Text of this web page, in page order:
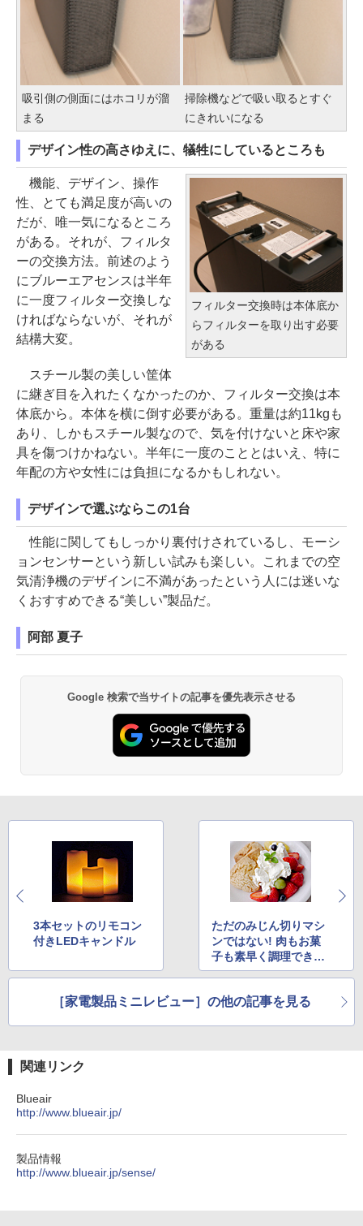
吸引側の側面にはホコリが溜
まる
掃除機などで吸い取るとすぐ
にきれいになる
デザイン性の高さゆえに、犠牲にしているところも
フィルター交換時は本体底か
らフィルターを取り出す必要
がある
機能、デザイン、操作
性、とても満足度が高いの
だが、唯一気になるところ
がある。それが、フィルタ
ーの交換方法。前述のよう
にブルーエアセンスは半年
に一度フィルター交換しな
ければならないが、それが
結構大変。
スチール製の美しい筐体
に継ぎ目を入れたくなかったのか、フィルター交換は本
体底から。本体を横に倒す必要がある。重量は約11kgも
あり、しかもスチール製なので、気を付けないと床や家
具を傷つけかねない。半年に一度のこととはいえ、特に
年配の方や女性には負担になるかもしれない。
デザインで選ぶならこの1台
性能に関してもしっかり裏付けされているし、モーシ
ョンセンサーという新しい試みも楽しい。これまでの空
気清浄機のデザインに不満があったという人には迷いな
くおすすめできる“美しい”製品だ。
阿部 夏子
Google 検索で当サイトの記事を優先表示させる
3本セットのリモコン
付きLEDキャンドル
ただのみじん切りマシ
ンではない! 肉もお菓
子も素早く調理できる
フードカッター
［家電製品ミニレビュー］の他の記事を見る
関連リンク
Blueair
http://www.blueair.jp/
製品情報
http://www.blueair.jp/sense/